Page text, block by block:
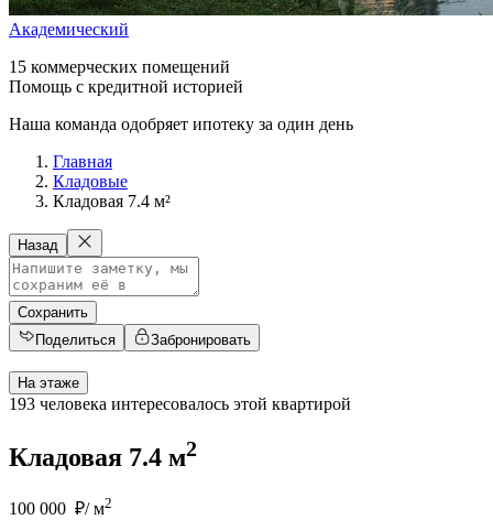
Академический
15 коммерческих помещений
Помощь с кредитной историей
Наша команда одобряет ипотеку за один день
Главная
Кладовые
Кладовая 7.4 м²
Назад
Сохранить
Поделиться
Забронировать
На этаже
193 человека интересовалось этой квартирой
Кладовая 7.4 м2
100 000 ₽/ м2